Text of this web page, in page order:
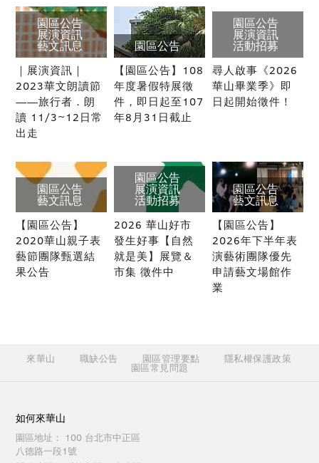
園區公告
展演資訊
藝文訊息
｜展演資訊｜
2023華文朗讀節
——旅行者．朗
讀 11/3~12日常
出走
園區公告
【園區公告】108
年度暑假特展徵
件，即日起至107
年8月31日截止
園區公告
展演資訊
活動招募
尋人啟事《2026
華山畢業季》即
日起開始徵件！
園區公告
藝文訊息
【園區公告】
2020華山親子表
藝節團隊甄選結
果公告
園區公告
展演資訊
活動招募
2026 華山好市
發生好事【自然
就是美】展覽＆
市集 徵件中
園區公告
藝文訊息
【園區公告】
2026年下半年表
演藝術團隊優先
申請藝文場館作
業
來華山 職缺公告 園區管理要點 隱私權保護政策
園區常見問題
如何來華山
園區地址：
100 台北市中正區
八德路一段1號